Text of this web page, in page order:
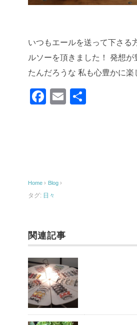
いつもエールを送って下さる
ルソーを頂きました！
発想が
たんだろうな 私も心豊かに楽
F
o
o
E
Home › Blog ›
タグ: 日々
関連記事